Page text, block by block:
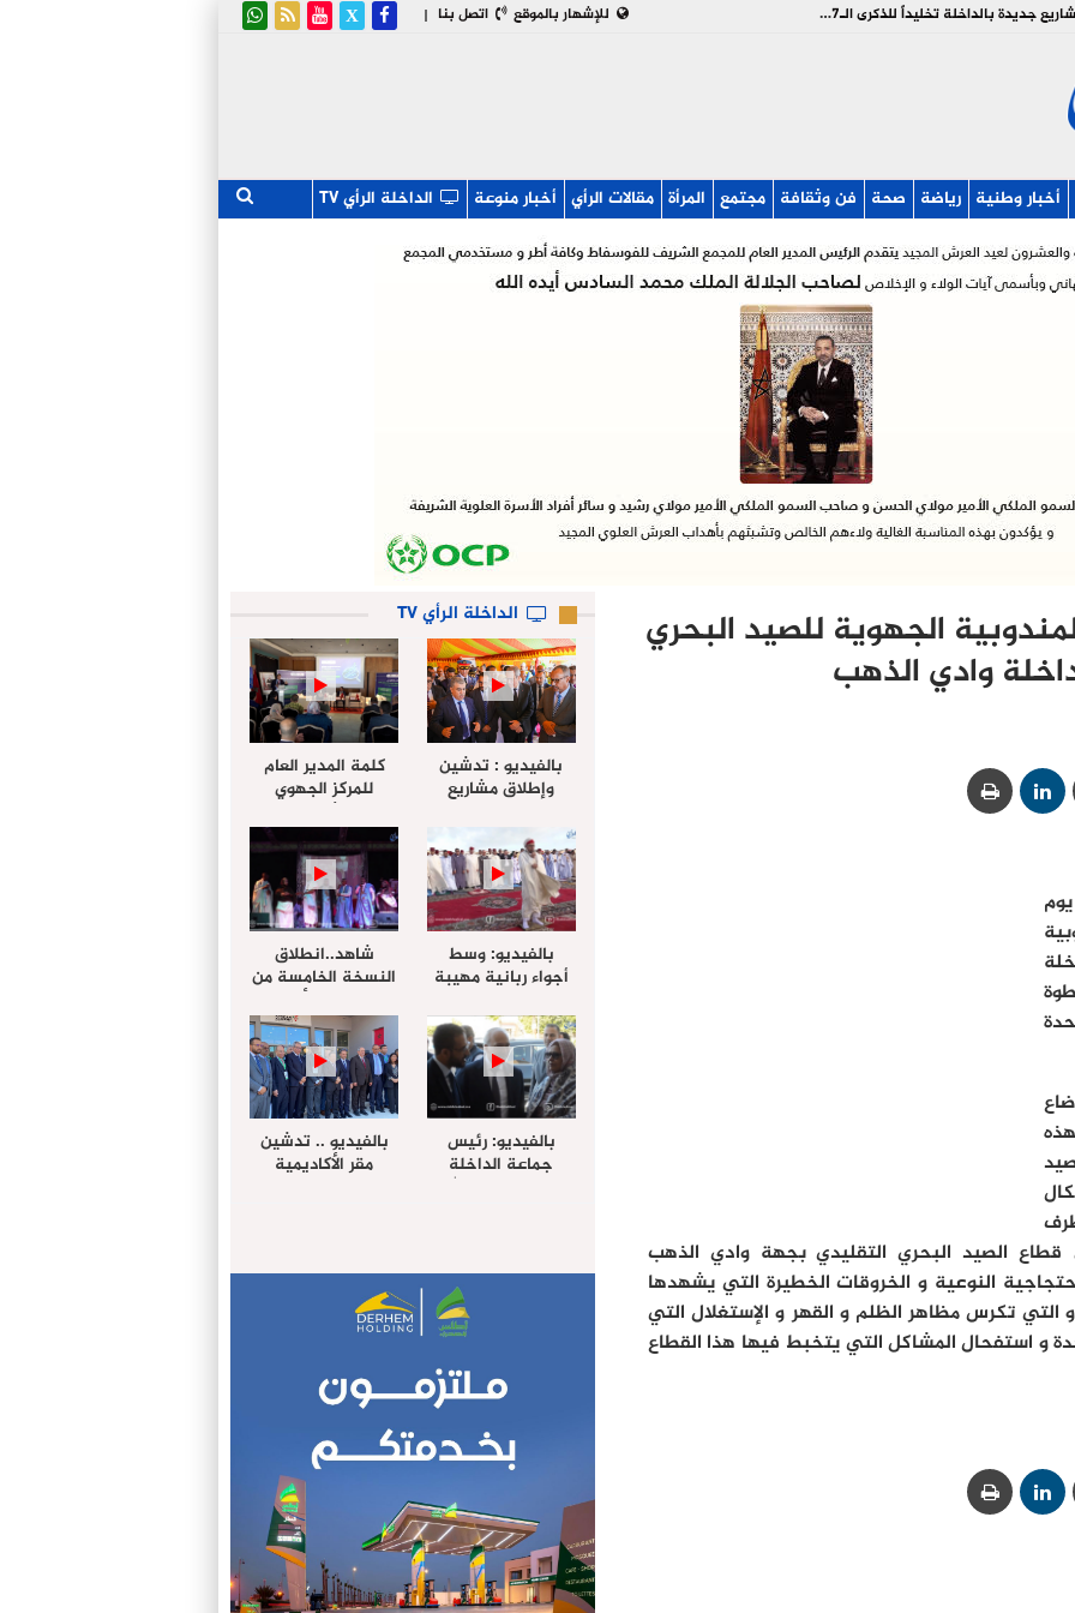
| اتصل بنا للإشهار بالموقع بالفيديو : تدشين وإطلاق مشاريع جديدة بالداخلة تخليداً للذكرى الـ27 لعيد العرش
أخبار وطنية رياضة صحة فن وثقافة مجتمع المرأة مقالات الرأي أخبار منوعة الداخلة الرأي TV
الجهوية للصيد البحري
وادي الذهب
قطاع الصيد البحري التقليدي بجهة وادي الذهب
النوعية و الخروقات الخطيرة التي يشهدها
التي تكرس مظاهر الظلم و القهر و الإستغلال التي
و استفحال المشاكل التي يتخبط فيها هذا القطاع
الداخلة الرأي TV
بالفيديو : تدشين
وإطلاق مشاريع
لعيد العرش
كلمة المدير العام
للمركز الجهوي
للإستثمار خلال
أشغال لإجتماع
التقييمي للجنة
الجهوية الموحد
لإستثمار بجهة
الداخلة…
بالفيديو: وسط
أجواء ربانية مهيبة
علي خليل ” يؤدي
صلاة عيد الفطر مع
جموع المصلين
شاهد..انطلاق
النسخة الخامسة من
مهرجان “الأمداح
النبوية” المنظم من
طرف مجلس جهة
الداخلة وادي الذهب
بالفيديو: رئيس
جماعة الداخلة
الراغب حرمة الله
الامريكية
بالفيديو .. تدشين
مقر الأكاديمية